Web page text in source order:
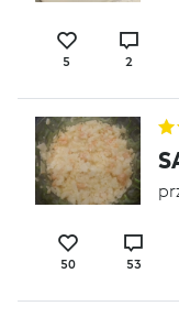
5 2
50 53